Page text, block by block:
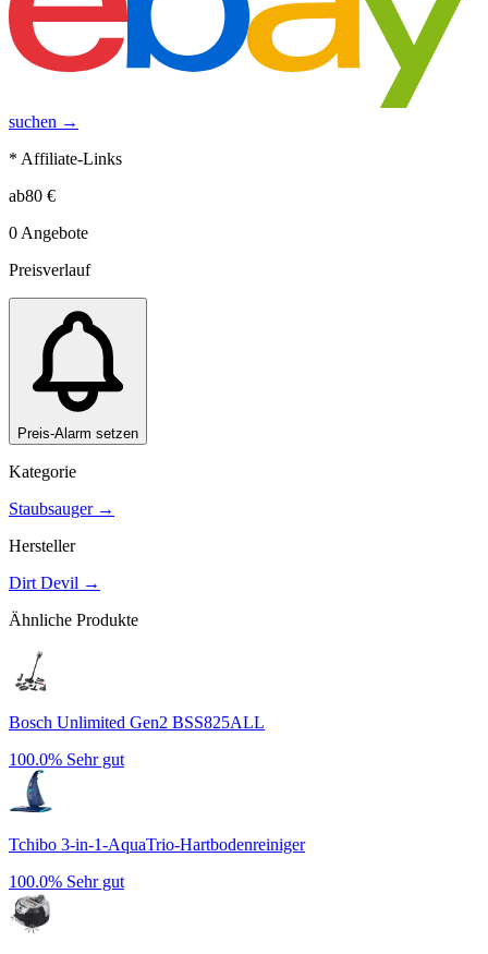
suchen →
* Affiliate-Links
ab80 €
0 Angebote
Preisverlauf
Preis-Alarm setzen
Kategorie
Staubsauger→
Hersteller
Dirt Devil →
Ähnliche Produkte
Bosch Unlimited Gen2 BSS825ALL
100.0% Sehr gut
Tchibo 3-in-1-AquaTrio-Hartbodenreiniger
100.0% Sehr gut